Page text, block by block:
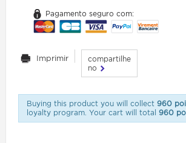
Pagamento seguro com:
Imprimir
compartilhe
no
Buying this product you will collect 960
loyalty program. Your cart will total 960